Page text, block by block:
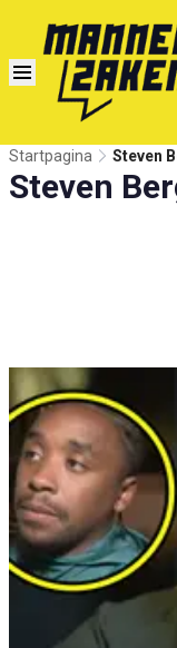
Startpagina Steven
Steven